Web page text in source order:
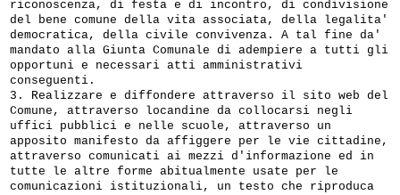
riconoscenza, di festa e di incontro, di condivisione
del bene comune della vita associata, della legalita'
democratica, della civile convivenza. A tal fine da'
mandato alla Giunta Comunale di adempiere a tutti gli
opportuni e necessari atti amministrativi
conseguenti.
3. Realizzare e diffondere attraverso il sito web del
Comune, attraverso locandine da collocarsi negli
uffici pubblici e nelle scuole, attraverso un
apposito manifesto da affiggere per le vie cittadine,
attraverso comunicati ai mezzi d'informazione ed in
tutte le altre forme abitualmente usate per le
comunicazioni istituzionali, un testo che riproduca